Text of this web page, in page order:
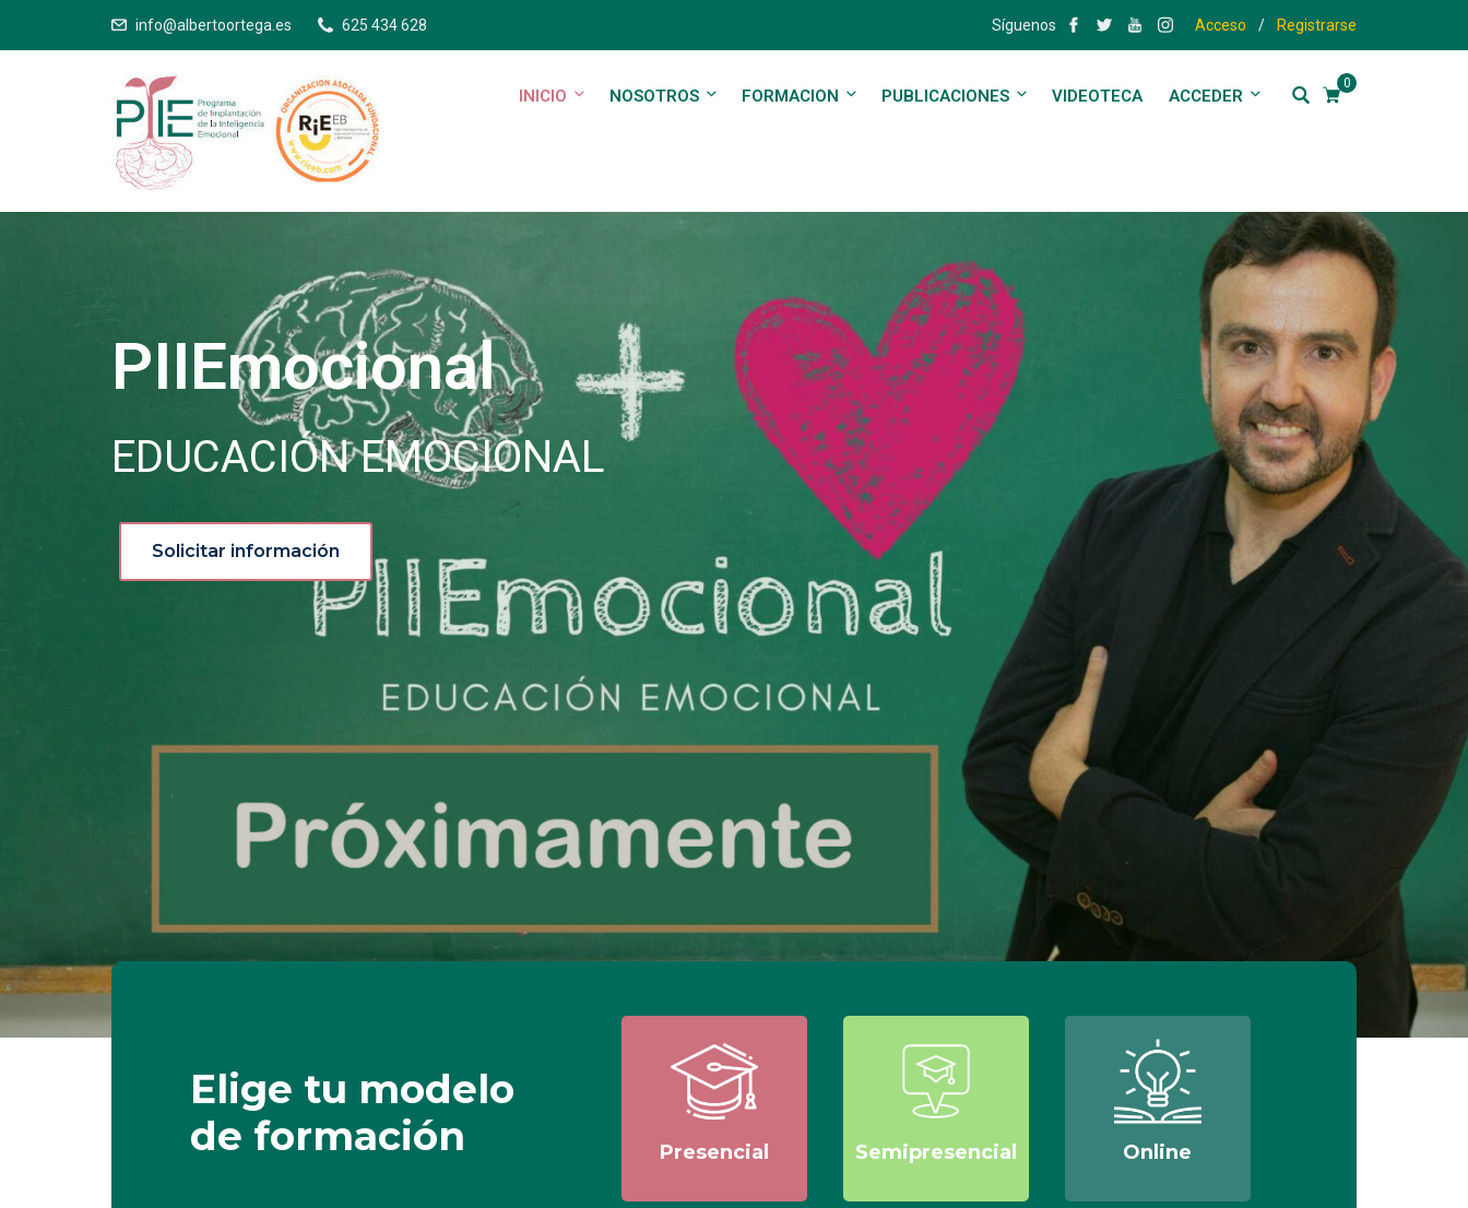
info@albertoortega.es 625 434 628 Síguenos Acceso / Registrarse
0
INICIO NOSOTROS FORMACION PUBLICACIONES VIDEOTECA ACCEDER
PIIEmocional
EDUCACIÓN EMOCIONAL
Solicitar información
Elige tu modelo
de formación
Presencial Semipresencial Online